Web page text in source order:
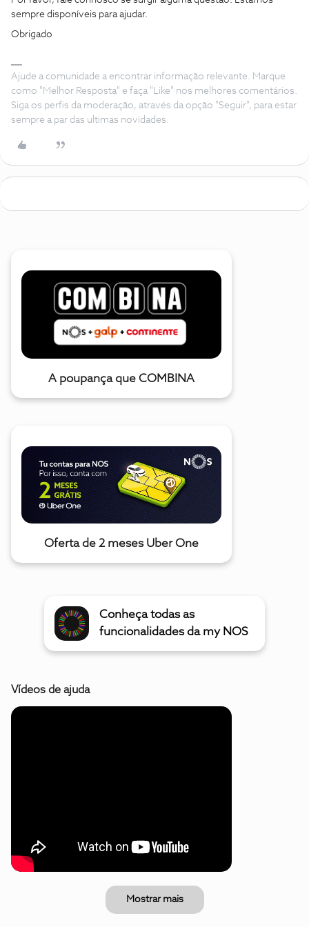
sempre disponíveis para ajudar.
Obrigado
Ajude a comunidade a encontrar informação relevante. Marque
como "Melhor Resposta" e faça "Like" nos melhores comentários.
Siga os perfis da moderação, através da opção "Seguir", para estar
sempre a par das ultimas novidades.
A poupança que COMBINA
Oferta de 2 meses Uber One
Conheça todas as
funcionalidades da my NOS
Vídeos de ajuda
Mostrar mais